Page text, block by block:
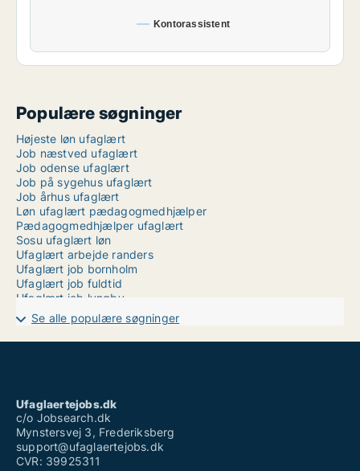
Kontorassistent
Populære søgninger
Højeste løn ufaglært
Job næstved ufaglært
Job odense ufaglært
Job på sygehus ufaglært
Job århus ufaglært
Løn ufaglært pædagogmedhjælper
Pædagogmedhjælper ufaglært
Sosu ufaglært løn
Ufaglært arbejde randers
Ufaglært job bornholm
Ufaglært job fuldtid
Ufaglært job lyngby
Ufaglært job maribo
Ufaglært job ouh
Ufaglært job silkeborg
Ufaglært skraldemand løn
Vikarbureau odense ufaglært
Se alle populære søgninger
Ufaglaertejobs.dk
c/o Jobsearch.dk
Mynstersvej 3, Frederiksberg
support@ufaglaertejobs.dk
CVR: 39925311